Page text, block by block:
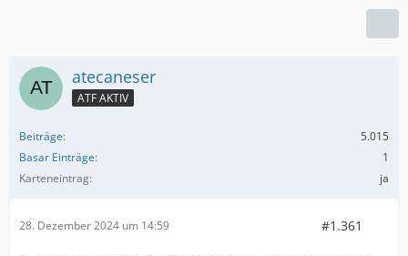
atecaneser
ATF AKTIV
Beiträge
5.015
Basar Einträge
1
Karteneintrag
ja
28. Dezember 2024 um 14:59 #1.361